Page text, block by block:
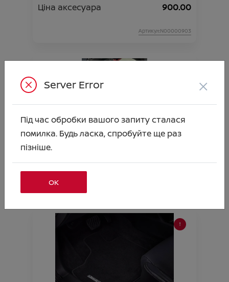
Ціна аксесуара 900.00
Артикул:N00000903
Піддон багажника гумовий F16 (верхній)
Ціна аксесуара 2 015.00
Server Error ×
Під час обробки вашого запиту сталася
помилка. Будь ласка, спробуйте ще раз
пізніше.
ОК